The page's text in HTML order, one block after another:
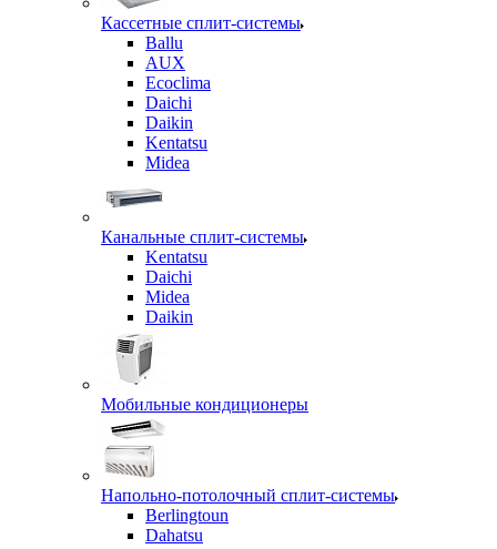
Кассетные сплит-системы
Ballu
AUX
Ecoclima
Daichi
Daikin
Kentatsu
Midea
Канальные сплит-системы
Kentatsu
Daichi
Midea
Daikin
Мобильные кондиционеры
Напольно-потолочный сплит-системы
Berlingtoun
Dahatsu